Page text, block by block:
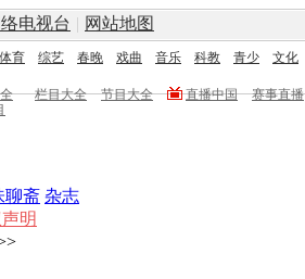
电视台 | 网站地图
体育 综艺 春晚 戏曲 音乐 科教 青少 文化
栏目大全 节目大全 直播中国 赛事直播
聊斋 杂志
明